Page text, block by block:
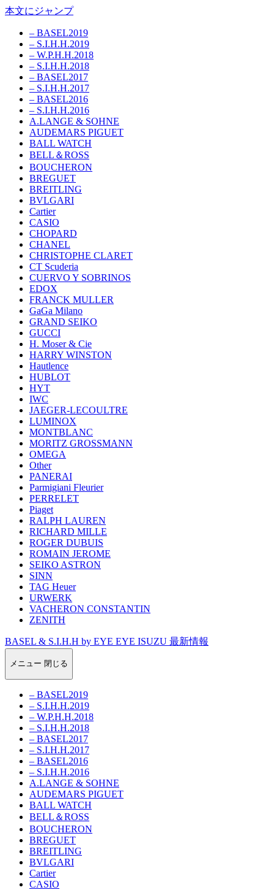
本文にジャンプ
– BASEL2019
– S.I.H.H.2019
– W.P.H.H.2018
– S.I.H.H.2018
– BASEL2017
– S.I.H.H.2017
– BASEL2016
– S.I.H.H.2016
A.LANGE & SOHNE
AUDEMARS PIGUET
BALL WATCH
BELL＆ROSS
BOUCHERON
BREGUET
BREITLING
BVLGARI
Cartier
CASIO
CHOPARD
CHANEL
CHRISTOPHE CLARET
CT Scuderia
CUERVO Y SOBRINOS
EDOX
FRANCK MULLER
GaGa Milano
GRAND SEIKO
GUCCI
H. Moser & Cie
HARRY WINSTON
Hautlence
HUBLOT
HYT
IWC
JAEGER-LECOULTRE
LUMINOX
MONTBLANC
MORITZ GROSSMANN
OMEGA
Other
PANERAI
Parmigiani Fleurier
PERRELET
Piaget
RALPH LAUREN
RICHARD MILLE
ROGER DUBUIS
ROMAIN JEROME
SEIKO ASTRON
SINN
TAG Heuer
URWERK
VACHERON CONSTANTIN
ZENITH
BASEL & S.I.H.H by EYE EYE ISUZU 最新情報
メニュー 閉じる
– BASEL2019
– S.I.H.H.2019
– W.P.H.H.2018
– S.I.H.H.2018
– BASEL2017
– S.I.H.H.2017
– BASEL2016
– S.I.H.H.2016
A.LANGE & SOHNE
AUDEMARS PIGUET
BALL WATCH
BELL＆ROSS
BOUCHERON
BREGUET
BREITLING
BVLGARI
Cartier
CASIO